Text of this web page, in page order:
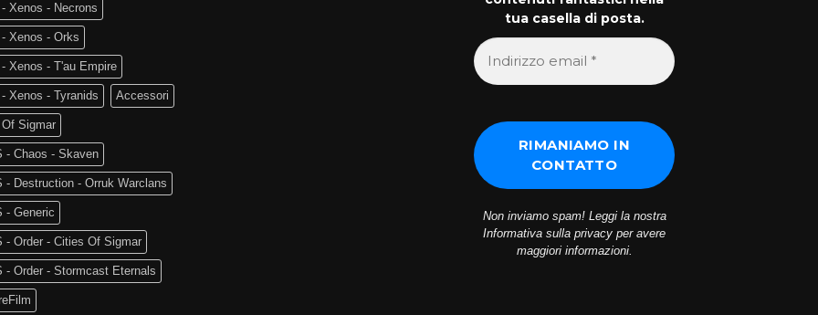
Xenos - Necrons
Xenos - Orks
Xenos - T'au Empire
Xenos - Tyranids Accessori
Sigmar
- Chaos - Skaven
- Destruction - Orruk Warclans
- Generic
- Order - Cities Of Sigmar
- Order - Stormcast Eternals
tua casella di posta.
Non inviamo spam! Leggi la nostra
Informativa sulla privacy per avere
maggiori informazioni.